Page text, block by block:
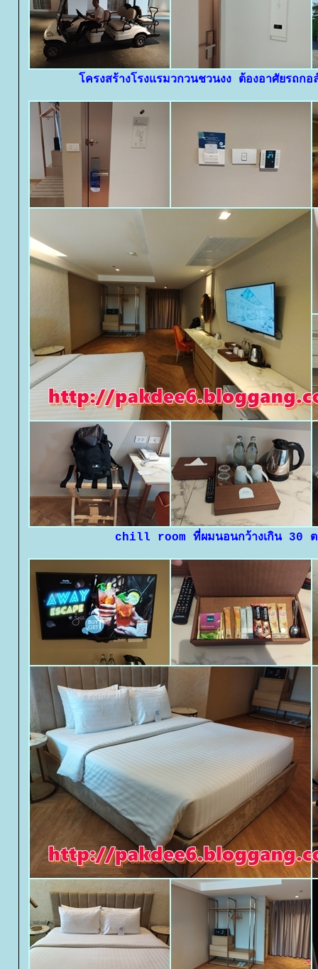
ครงสร้างโรงแรมวกวนชวนงง ต้องอาศัยรถกอ
chill room ที่ผมนอนกว้างเกิน 30 ตา